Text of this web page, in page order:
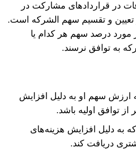
در قراردادهای مشارکت در
و تقسیم سهم الشرکه است.
درصد سهم هر کدام یا
به توافق نرسند.
ارزش سهم او به دلیل افزایش
از توافق اولیه باشد.
به دلیل افزایش هزینه‌های
دریافت کند.